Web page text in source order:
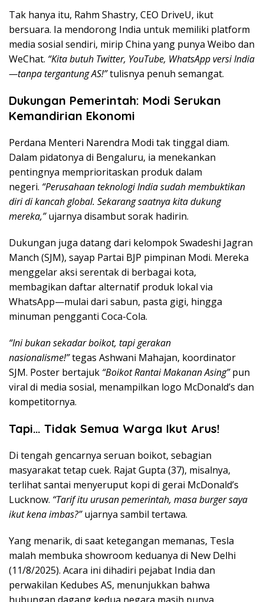
Tak hanya itu, Rahm Shastry, CEO DriveU, ikut
bersuara. Ia mendorong India untuk memiliki platform
media sosial sendiri, mirip China yang punya Weibo dan
WeChat. “Kita butuh Twitter, YouTube, WhatsApp versi India
—tanpa tergantung AS!”tulisnya penuh semangat.
Dukungan Pemerintah: Modi Serukan
Kemandirian Ekonomi
Perdana Menteri Narendra Modi tak tinggal diam.
Dalam pidatonya di Bengaluru, ia menekankan
pentingnya memprioritaskan produk dalam
negeri. “Perusahaan teknologi India sudah membuktikan
diri di kancah global. Sekarang saatnya kita dukung
mereka,”ujarnya disambut sorak hadirin.
Dukungan juga datang dari kelompok Swadeshi Jagran
Manch (SJM), sayap Partai BJP pimpinan Modi. Mereka
menggelar aksi serentak di berbagai kota,
membagikan daftar alternatif produk lokal via
WhatsApp—mulai dari sabun, pasta gigi, hingga
minuman pengganti Coca-Cola.
“Ini bukan sekadar boikot, tapi gerakan
nasionalisme!”tegas Ashwani Mahajan, koordinator
SJM. Poster bertajuk “Boikot Rantai Makanan Asing”pun
viral di media sosial, menampilkan logo McDonald’s dan
kompetitornya.
Tapi… Tidak Semua Warga Ikut Arus!
Di tengah gencarnya seruan boikot, sebagian
masyarakat tetap cuek. Rajat Gupta (37), misalnya,
terlihat santai menyeruput kopi di gerai McDonald’s
Lucknow. “Tarif itu urusan pemerintah, masa burger saya
ikut kena imbas?”ujarnya sambil tertawa.
Yang menarik, di saat ketegangan memanas, Tesla
malah membuka showroom keduanya di New Delhi
(11/8/2025). Acara ini dihadiri pejabat India dan
perwakilan Kedubes AS, menunjukkan bahwa